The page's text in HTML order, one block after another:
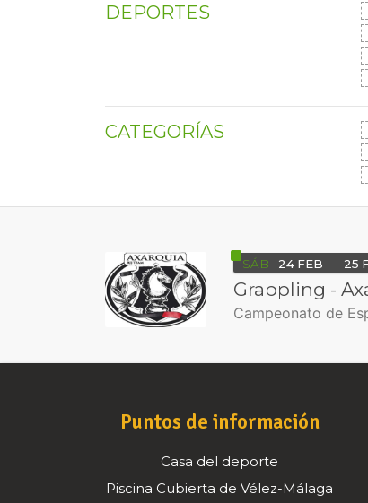
DEPORTES
CATEGORÍAS
SÁB 24 FEB 25
Grappling -
Campeonato de
Puntos de información
Casa del deporte
Piscina Cubierta de Vélez-Málaga